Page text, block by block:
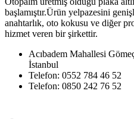
başlamıştır.Ürün yelpazesini
anahtarlık, oto kokusu ve diğer
hizmet veren bir şirkettir.
Acıbadem Mahallesi
İstanbul
Telefon: 0552 784 46 52
Telefon: 0850 242 76 52